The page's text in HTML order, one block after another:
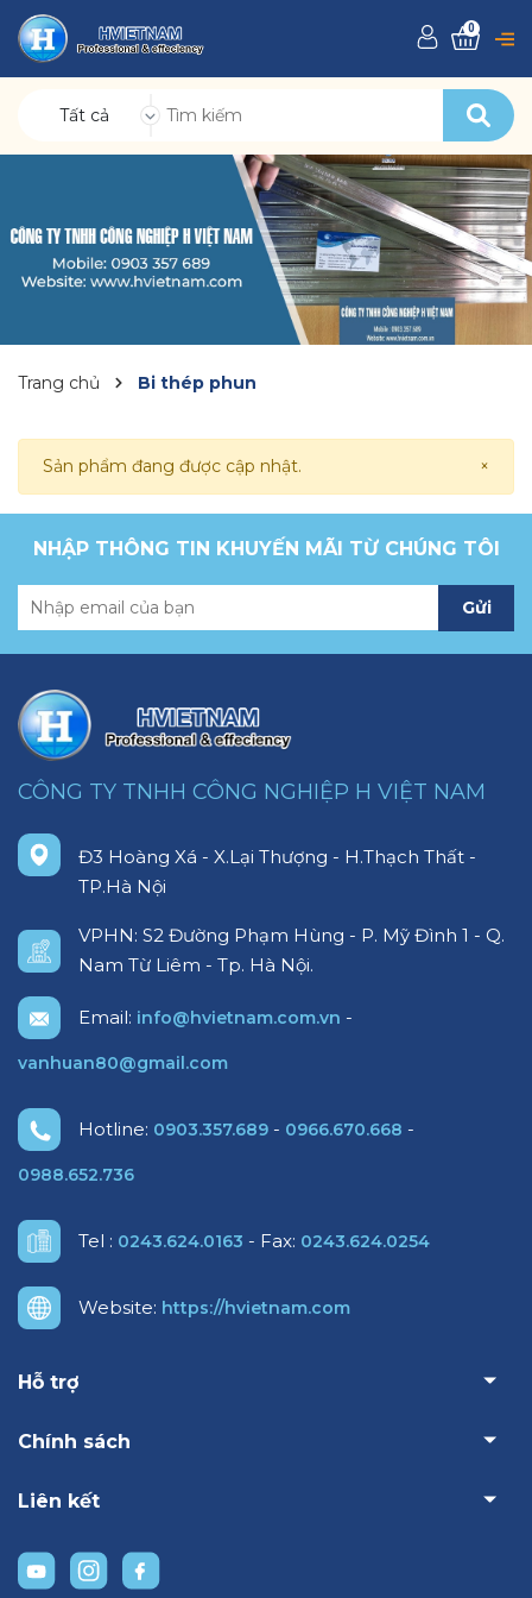
Tất cả
0
Trang chủ Bi thép phun
×
Sản phẩm đang được cập nhật.
NHẬP THÔNG TIN KHUYẾN MÃI TỪ CHÚNG TÔI
Gửi
CÔNG TY TNHH CÔNG NGHIỆP H VIỆT NAM
Đ3 Hoàng Xá - X.Lại Thượng - H.Thạch Thất -
TP.Hà Nội
VPHN: S2 Đường Phạm Hùng - P. Mỹ Đình 1 - Q.
Nam Từ Liêm - Tp. Hà Nội.
Email: info@hvietnam.com.vn -
vanhuan80@gmail.com
Hotline: 0903.357.689 - 0966.670.668 -
0988.652.736
Tel : 0243.624.0163 - Fax: 0243.624.0254
Website: https://hvietnam.com
Hỗ trợ
Chính sách
Liên kết